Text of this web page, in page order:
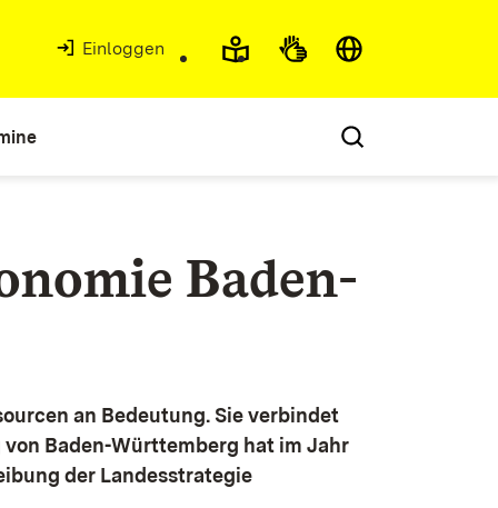
Einloggen
Baden-
an Bedeutung. Sie verbindet
Baden-Württemberg hat im Jahr
der Landesstrategie